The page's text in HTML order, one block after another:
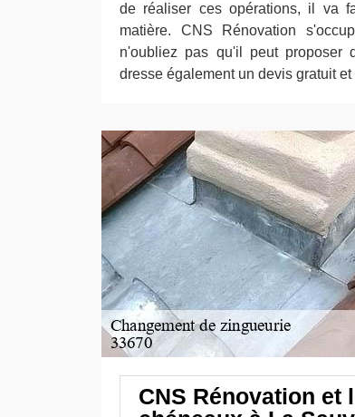
de réaliser ces opérations, il va
matière. CNS Rénovation
n'oubliez pas qu'il peut proposer
dresse également un devis gratuit
CNS Rénovation et